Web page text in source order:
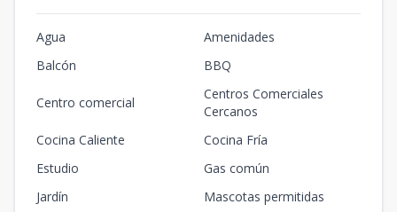
Agua
Amenidades
Balcón
BBQ
Centro comercial
Centros Comerciales
Cercanos
Cocina Caliente
Cocina Fría
Estudio
Gas común
Jardín
Mascotas permitidas